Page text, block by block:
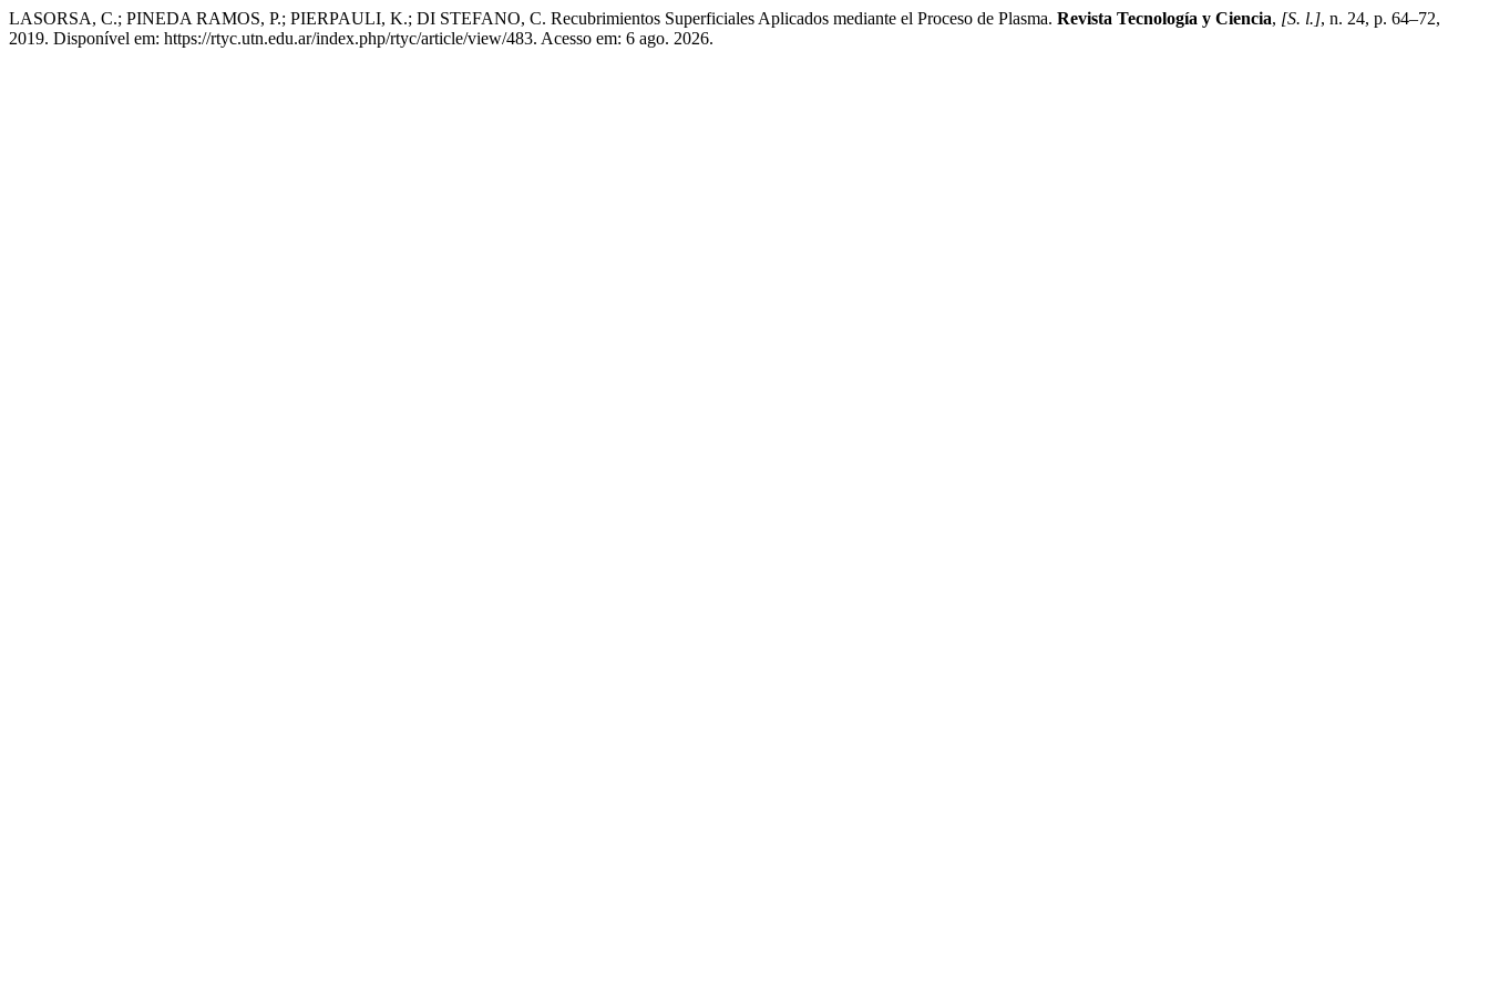
LASORSA, C.; PINEDA RAMOS, P.; PIERPAULI, K.; DI STEFANO, C. Recubrimientos Superficiales Aplicados mediante el Proceso de Plasma. Revista Tecnología y Ciencia, [S. l.], n. 24, p. 64–72,
2019. Disponível em: https://rtyc.utn.edu.ar/index.php/rtyc/article/view/483. Acesso em: 6 ago. 2026.